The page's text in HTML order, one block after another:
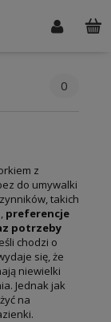
0
z
do umywalki
takich
preferencje
potrzeby
chodzi o
się, że
niewielki
Jednak jak
na